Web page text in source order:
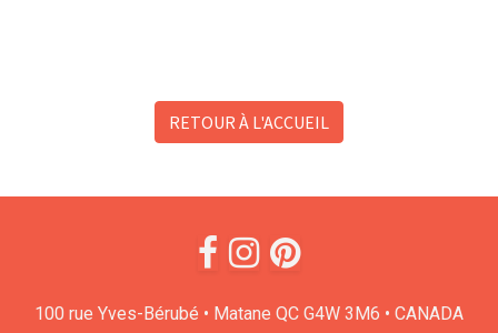
RETOUR À L'ACCUEIL
100 rue Yves-Bérubé • Matane QC G4W 3M6 • CANADA